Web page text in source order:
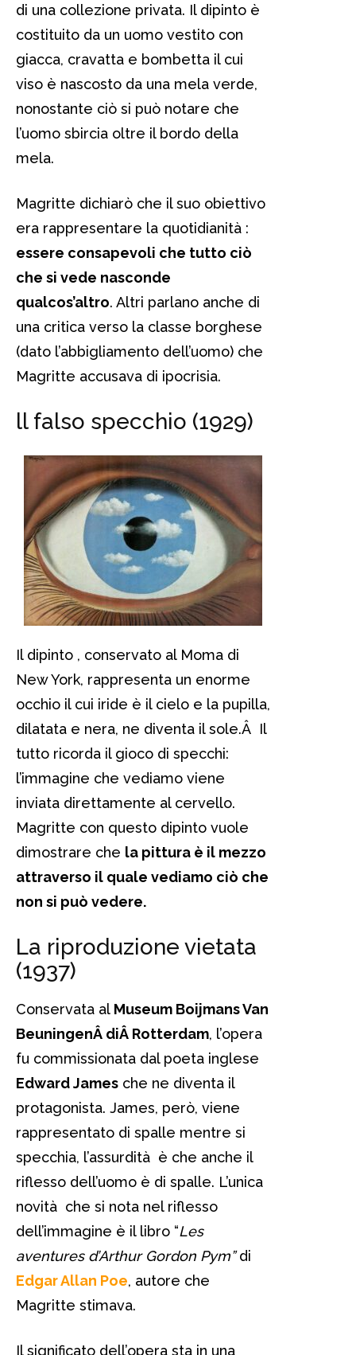
di una collezione privata. Il dipinto è
costituito da un uomo vestito con
giacca, cravatta e bombetta il cui
viso è nascosto da una mela verde,
nonostante ciò si può notare che
l’uomo sbircia oltre il bordo della
mela.
Magritte dichiarò che il suo obiettivo
era rappresentare la quotidianità :
essere consapevoli che tutto ciò
che si vede nasconde
qualcos’altro. Altri parlano anche di
una critica verso la classe borghese
(dato l’abbigliamento dell’uomo) che
Magritte accusava di ipocrisia.
ll falso specchio (1929)
Il dipinto , conservato al Moma di
New York, rappresenta un enorme
occhio il cui iride è il cielo e la pupilla,
dilatata e nera, ne diventa il sole.Â Il
tutto ricorda il gioco di specchi:
l’immagine che vediamo viene
inviata direttamente al cervello.
Magritte con questo dipinto vuole
dimostrare che la pittura è il mezzo
attraverso il quale vediamo ciò che
non si può vedere.
La riproduzione vietata
(1937)
Conservata al Museum Boijmans Van
BeuningenÂ diÂ Rotterdam, l’opera
fu commissionata dal poeta inglese
Edward James che ne diventa il
protagonista. James, però, viene
rappresentato di spalle mentre si
specchia, l’assurdità è che anche il
riflesso dell’uomo è di spalle. L’unica
novità che si nota nel riflesso
dell’immagine è il libro “Les
aventures d’Arthur Gordon Pym”di
Edgar Allan Poe, autore che
Magritte stimava.
Il significato dell’opera sta in una